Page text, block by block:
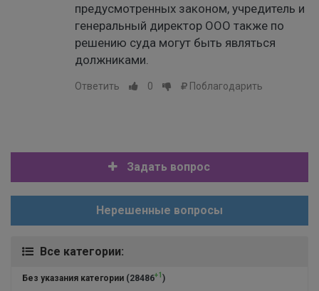
предусмотренных законом, учредитель и
генеральный директор ООО также по
решению суда могут быть являться
должниками.
Ответить 0 Поблагодарить
Задать вопрос
Нерешенные вопросы
Все категории:
Без указания категории (28486+1 )